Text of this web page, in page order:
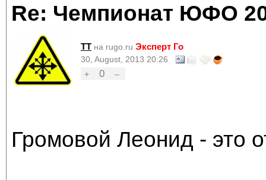
Re: Чемпионат ЮФО
TT на rugo.ru Эксперт Го
30, August, 2013 20:26
+
0 –
Громовой Леонид - это